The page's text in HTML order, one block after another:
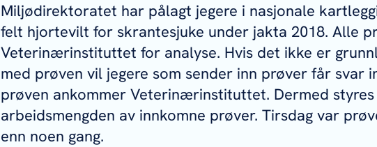
Miljødirektoratet har pålagt jegere i nasjonale
felt hjortevilt for skrantesjuke under jakta 2018. Alle
Veterinærinstituttet for analyse. Hvis det ikke er
med prøven vil jegere som sender inn prøver får svar
prøven ankommer Veterinærinstituttet. Dermed styres
arbeidsmengden av innkomne prøver. Tirsdag var
enn noen gang.